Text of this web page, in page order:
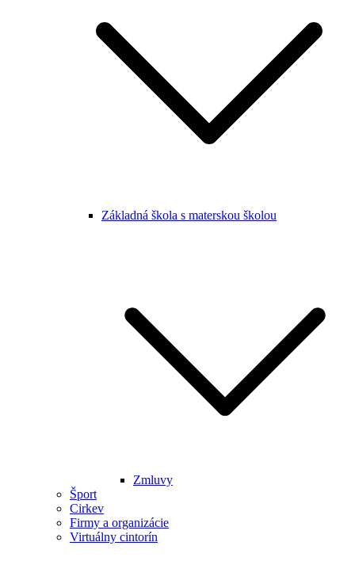
Základná škola s materskou školou
Zmluvy
Šport
Cirkev
Firmy a organizácie
Virtuálny cintorín